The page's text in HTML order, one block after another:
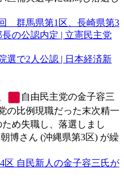
回 群馬県第1区、長崎県第3
の公認内定 | 立憲民主党
選で2人公認 | 日本経済新
自由民主党の金子容三
の比例現職だった末次精一
め失職し、落選しまし
博さん (沖縄県第3区) が繰
区 自民新人の金子容三氏が